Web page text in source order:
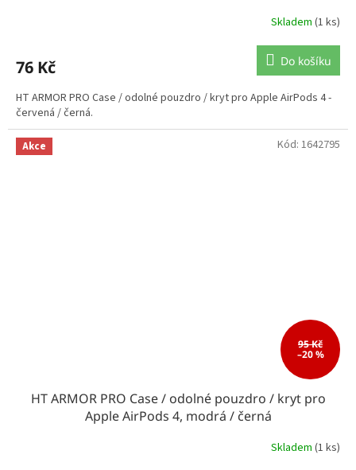
Skladem (1 ks)
76 Kč Do košíku
HT ARMOR PRO Case / odolné pouzdro / kryt pro Apple AirPods 4 -
červená / černá.
Akce
95 Kč
–20 %
HT ARMOR PRO Case / odolné pouzdro / kryt pro
Apple AirPods 4, modrá / černá
Skladem (1 ks)
Kód: 1642795